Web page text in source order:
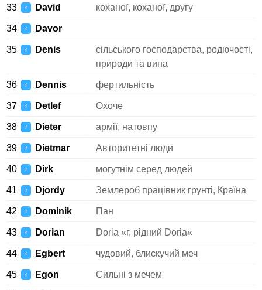
33 ♂ David коханої, коханої, другу
34 ♂ Davor
35 ♂ Denis
сільського господарства, родючості,
природи та вина
36 ♂ Dennis фертильність
37 ♂ Detlef Охоче
38 ♂ Dieter армії, натовпу
39 ♂ Dietmar Авторитетні люди
40 ♂ Dirk могутнім серед людей
41 ♂ Djordy Землероб працівник грунті, Країна
42 ♂ Dominik Пан
43 ♂ Dorian Doria «г, рідний Doria«
44 ♂ Egbert чудовий, блискучий меч
45 ♂ Egon Сильні з мечем